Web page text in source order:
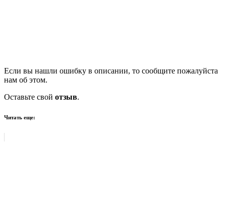
Если вы нашли ошибку в описании, то сообщите пожалуйста
нам об этом.
Оставьте свой отзыв.
Читать еще: